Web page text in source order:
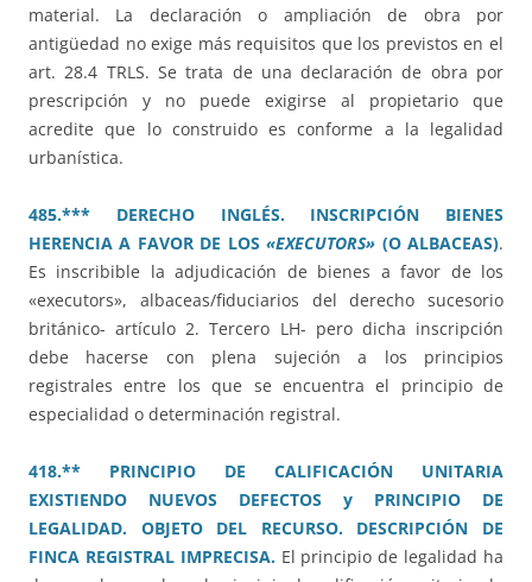
material. La declaración o ampliación de obra por
antigüedad no exige más requisitos que los previstos en el
art. 28.4 TRLS. Se trata de una declaración de obra por
prescripción y no puede exigirse al propietario que
acredite que lo construido es conforme a la legalidad
urbanística.
485.*** DERECHO INGLÉS. INSCRIPCIÓN BIENES
HERENCIA A FAVOR DE LOS«EXECUTORS» (O ALBACEAS).
Es inscribible la adjudicación de bienes a favor de los
«executors», albaceas/fiduciarios del derecho sucesorio
británico- artículo 2. Tercero LH- pero dicha inscripción
debe hacerse con plena sujeción a los principios
registrales entre los que se encuentra el principio de
especialidad o determinación registral.
418.** PRINCIPIO DE CALIFICACIÓN UNITARIA
EXISTIENDO NUEVOS DEFECTOS y PRINCIPIO DE
LEGALIDAD. OBJETO DEL RECURSO. DESCRIPCIÓN DE
FINCA REGISTRAL IMPRECISA.El principio de legalidad ha